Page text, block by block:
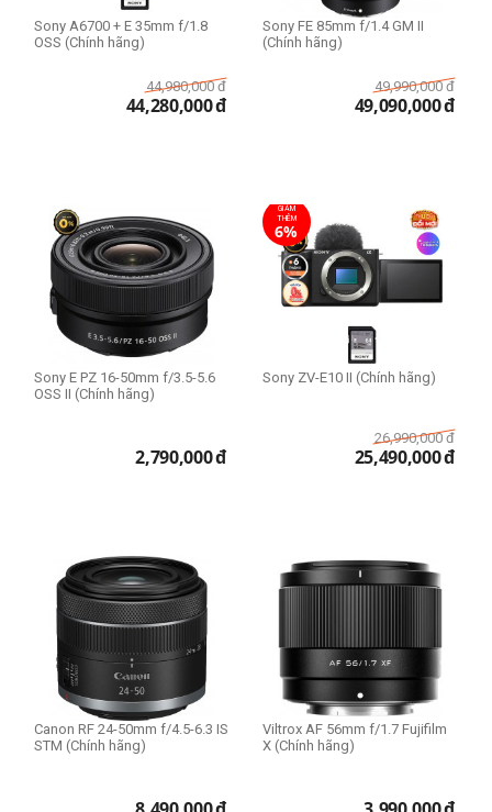
4K UHD 3840 x 2160
Thể loại lens
Cine Lens
Extender
Fisheye Lens
Standard Lens
Telephoto Lens
Cấp độ chuyên nghiệp
Vlogger & sáng tạo nội dung
Người mới chơi
Bán chuyên
Chuyên nghiệp
Sony A6700 + E 35mm f/1.8
OSS (Chính hãng)
44,980,000 đ
44,280,000đ
Sony FE 85mm f/1.4 GM II
(Chính hãng)
49,990,000 đ
49,090,000đ
Sony E PZ 16-50mm f/3.5-5.6
OSS II (Chính hãng)
2,790,000đ
GIẢM
THÊM
6%
Sony ZV-E10 II (Chính hãng)
26,990,000 đ
25,490,000đ
Canon RF 24-50mm f/4.5-6.3 IS
STM (Chính hãng)
Viltrox AF 56mm f/1.7 Fujifilm
X (Chính hãng)